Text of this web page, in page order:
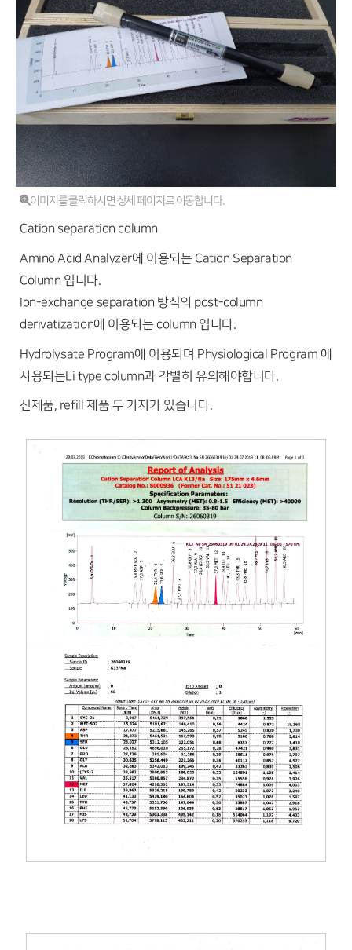
이미지를 클릭하시면 상세 페이지로 이동합니다.
Cation separation column
Amino Acid Analyzer에 이용되는 Cation Separation
Column 입니다.
Ion-exchange separation 방식의 post-column
derivatization에 이용되는 column 입니다.
Hydrolysate Program에 이용되며 Physiological Program 에
사용되는Li type column과 각별히 유의해야합니다.
신제품, refill 제품 두 가지가 있습니다.